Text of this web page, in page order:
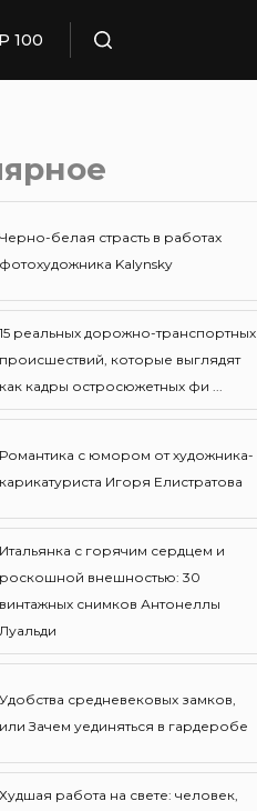
100
Черно-белая страсть в работах
фотохудожника Kalynsky
15 реальных дорожно-транспортных
происшествий, которые выглядят
как кадры остросюжетных фи ...
Романтика с юмором от художника-
карикатуриста Игоря Елистратова
Итальянка с горячим сердцем и
роскошной внешностью: 30
винтажных снимков Антонеллы
Луальди
Удобства средневековых замков,
или Зачем уединяться в гардеробе
Худшая работа на свете: человек,